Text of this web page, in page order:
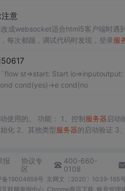
意
成websocket适合html5客户端时遇
每次都蹦，调试代码时发现，登录服
st->io->op->cond cond(yes)->e cond(no
使用的。 功能： 1、控制服务器 启动
化 2、其他类型 服务器的启动验证 3
报
协议专
区
400-660-
0108
备19004658号 京网文〔2020〕1039-165号
互联网举报中心 Chrome商店下载 账号管理